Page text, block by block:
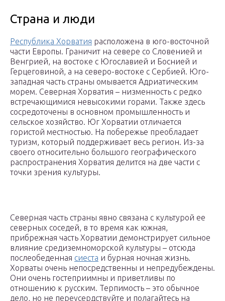
Страна и люди
Республика Хорватия расположена в юго-восточной
части Европы. Граничит на севере со Словенией и
Венгрией, на востоке с Югославией и Боснией и
Герцеговиной, а на северо-востоке с Сербией. Юго-
западная часть страны омывается Адриатическим
морем. Северная Хорватия – низменность с редко
встречающимися невысокими горами. Также здесь
сосредоточены в основном промышленность и
сельское хозяйство. Юг Хорватии отличается
гористой местностью. На побережье преобладает
туризм, который поддерживает весь регион. Из-за
своего относительно большого географического
распространения Хорватия делится на две части с
точки зрения культуры.
Северная часть страны явно связана с культурой ее
северных соседей, в то время как южная,
прибрежная часть Хорватии демонстрирует сильное
влияние средиземноморской культуры – отсюда
послеобеденная сиеста и бурная ночная жизнь.
Хорваты очень непосредственны и непредубеждены.
Они очень гостеприимны и приветливы по
отношению к русским. Терпимость – это обычное
дело, но не переусердствуйте и полагайтесь на